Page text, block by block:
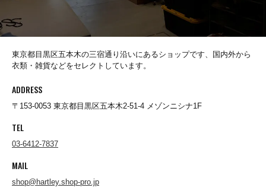
destin
Dickies
DICKSON
東京都目黒区五本木の三宿通り沿いにあるショップです、国内外から
衣類・雑貨などをセレクトしています。
ADDRESS
〒153-0053 東京都目黒区五本木2-51-4 メゾンニシナ1F
TEL
03-6412-7837
MAIL
shop@hartley.shop-pro.jp